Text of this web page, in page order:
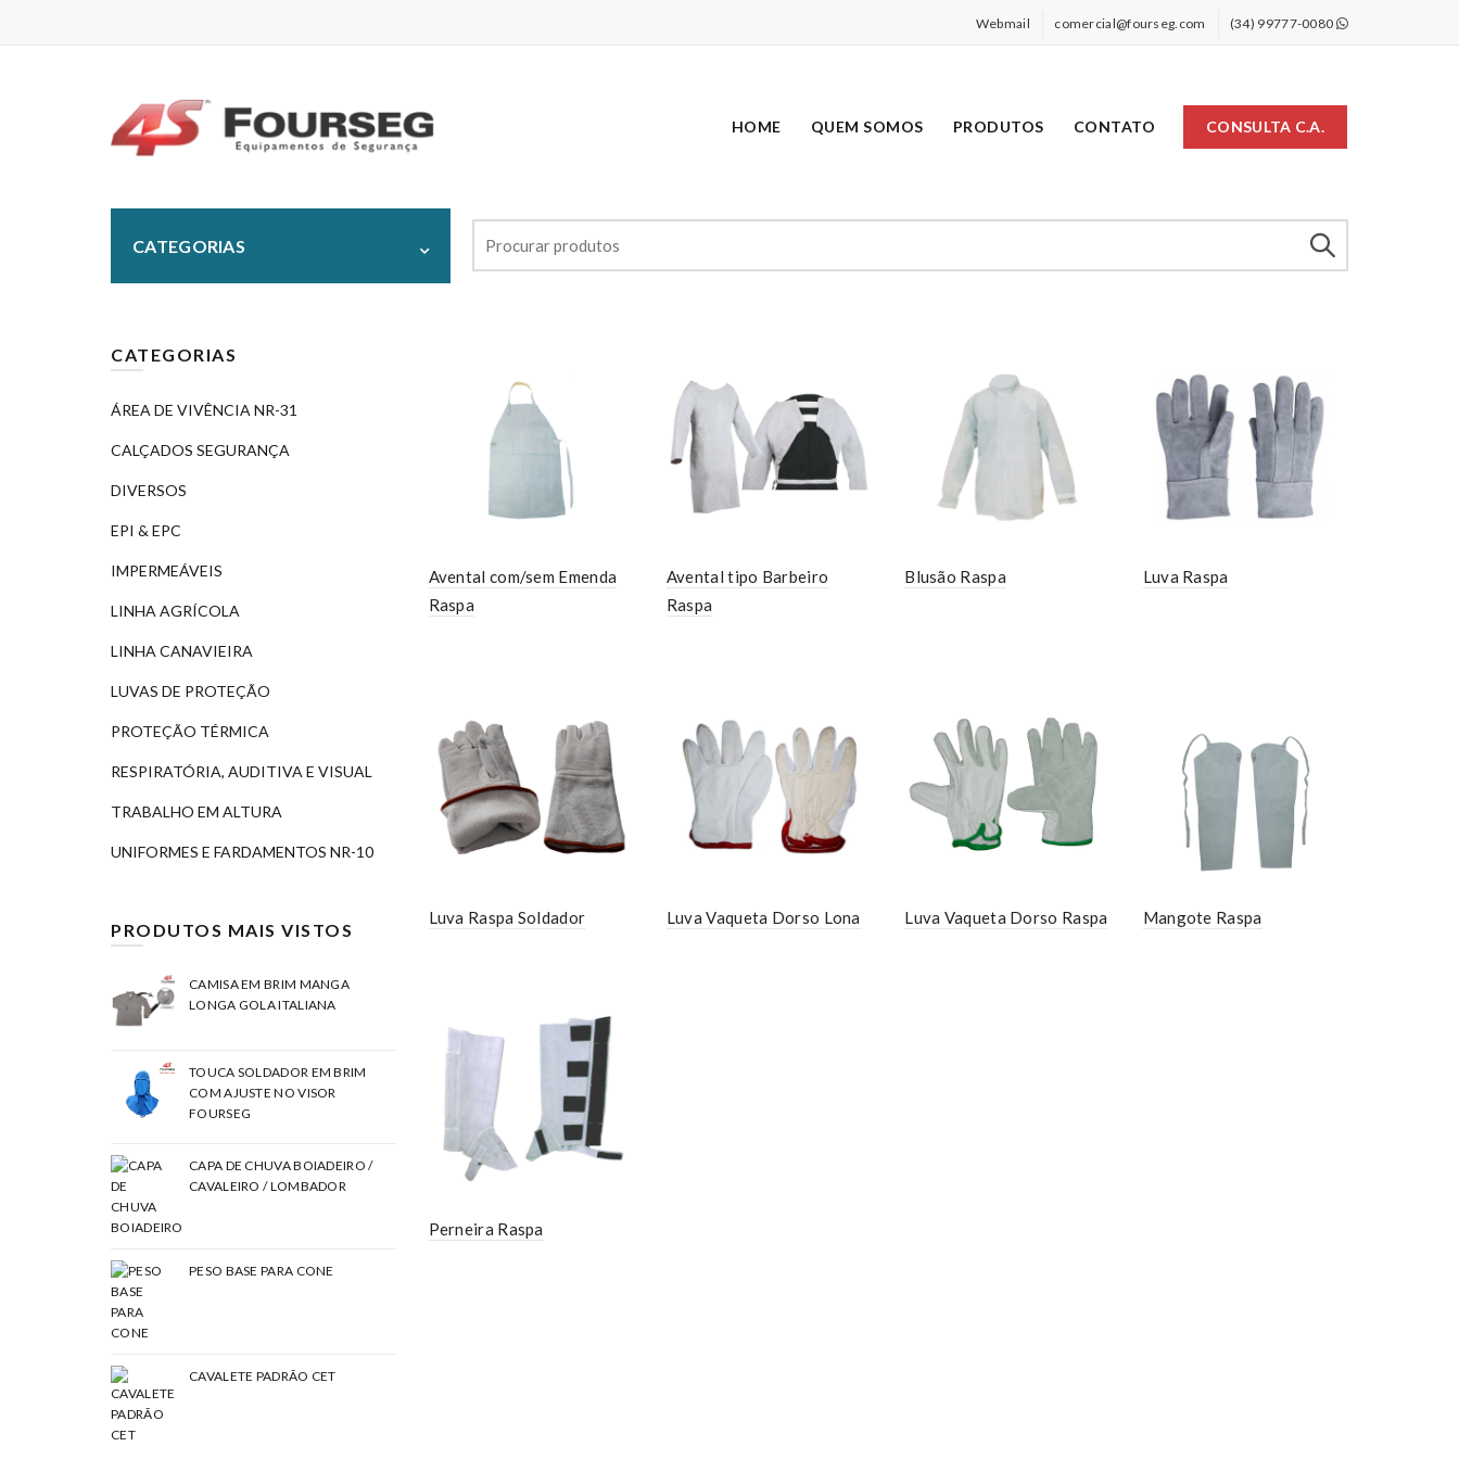
Webmail comercial@fourseg.com (34) 99777-0080
HOME QUEM SOMOS PRODUTOS CONTATO CONSULTA C.A.
CATEGORIAS
for:
Avental com/sem Emenda
Raspa
Avental tipo Barbeiro
Raspa
Blusão Raspa Luva Raspa
Luva Raspa Soldador Luva Vaqueta Dorso Lona Luva Vaqueta Dorso Raspa Mangote Raspa
Perneira Raspa
CATEGORIAS
ÁREA DE VIVÊNCIA NR-31
CALÇADOS SEGURANÇA
DIVERSOS
EPI & EPC
IMPERMEÁVEIS
LINHA AGRÍCOLA
LINHA CANAVIEIRA
LUVAS DE PROTEÇÃO
PROTEÇÃO TÉRMICA
RESPIRATÓRIA, AUDITIVA E VISUAL
TRABALHO EM ALTURA
UNIFORMES E FARDAMENTOS NR-10
PRODUTOS MAIS VISTOS
CAMISA EM BRIM MANGA
LONGA GOLA ITALIANA
TOUCA SOLDADOR EM BRIM
COM AJUSTE NO VISOR
FOURSEG
CAPA DE CHUVA BOIADEIRO /
CAVALEIRO / LOMBADOR
PESO BASE PARA CONE
CAVALETE PADRÃO CET